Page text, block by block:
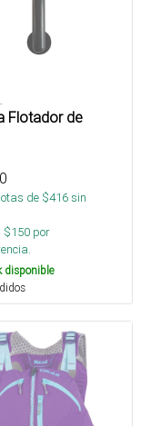
Flotador de
de $416sin
$150 por
disponible